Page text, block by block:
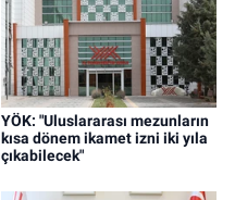
YÖK: "Uluslararası mezunların
kısa dönem ikamet izni iki yıla
çıkabilecek"